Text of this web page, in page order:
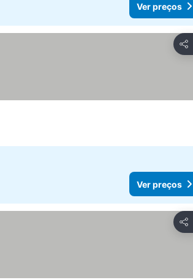
Ver preços
Ver preços